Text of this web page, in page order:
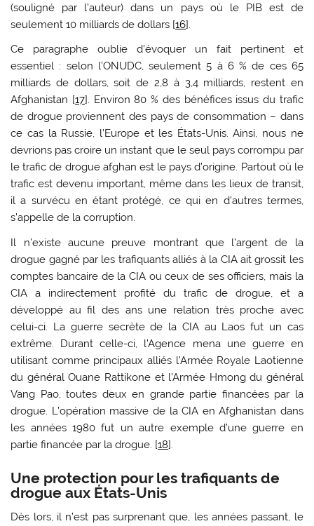
(souligné par l’auteur) dans un pays où le PIB est de
seulement 10 milliards de dollars [16].
Ce paragraphe oublie d’évoquer un fait pertinent et
essentiel : selon l’ONUDC, seulement 5 à 6 % de ces 65
milliards de dollars, soit de 2,8 à 3,4 milliards, restent en
Afghanistan [17]. Environ 80 % des bénéfices issus du trafic
de drogue proviennent des pays de consommation – dans
ce cas la Russie, l’Europe et les États-Unis. Ainsi, nous ne
devrions pas croire un instant que le seul pays corrompu par
le trafic de drogue afghan est le pays d’origine. Partout où le
trafic est devenu important, même dans les lieux de transit,
il a survécu en étant protégé, ce qui en d’autres termes,
s’appelle de la corruption.
Il n’existe aucune preuve montrant que l’argent de la
drogue gagné par les trafiquants alliés à la CIA ait grossit les
comptes bancaire de la CIA ou ceux de ses officiers, mais la
CIA a indirectement profité du trafic de drogue, et a
développé au fil des ans une relation très proche avec
celui-ci. La guerre secrète de la CIA au Laos fut un cas
extrême. Durant celle-ci, l’Agence mena une guerre en
utilisant comme principaux alliés l’Armée Royale Laotienne
du général Ouane Rattikone et l’Armée Hmong du général
Vang Pao, toutes deux en grande partie financées par la
drogue. L’opération massive de la CIA en Afghanistan dans
les années 1980 fut un autre exemple d’une guerre en
partie financée par la drogue. [18].
Une protection pour les trafiquants de
drogue aux États-Unis
Dès lors, il n’est pas surprenant que, les années passant, le